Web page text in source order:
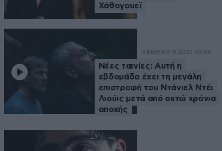
Χάθαγουεϊ
ΣΙΝΕΜΑ 13·11·2025 08:00
Νέες ταινίες: Αυτή η
εβδομάδα έχει τη μεγάλη
επιστροφή του Ντάνιελ Ντέι
Λιούις μετά από οκτώ χρόνια
αποχής